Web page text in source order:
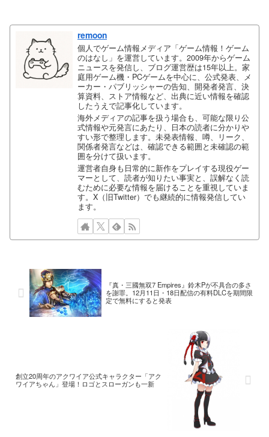
remoon
個人でゲーム情報メディア「ゲーム情報！ゲーム
のはなし」を運営しています。2009年からゲーム
ニュースを発信し、ブログ運営歴は15年以上。家
庭用ゲーム機・PCゲームを中心に、公式発表、メ
ーカー・パブリッシャーの告知、開発者発言、決
算資料、ストア情報など、出典に近い情報を確認
したうえで記事化しています。
海外メディアの記事を扱う場合も、可能な限り公
式情報や元発言にあたり、日本の読者に分かりや
すい形で整理します。未発表情報、噂、リーク、
関係者発言などは、確認できる範囲と未確認の範
囲を分けて扱います。
運営者自身も日常的に新作をプレイする現役ゲー
マーとして、読者が知りたい事実と、誤解なく読
むために必要な情報を届けることを重視していま
す。X（旧Twitter）でも継続的に情報発信してい
ます。
『真・三國無双7 Empires』鈴木Pが不具合の多さ
を謝罪。12月11日・18日配信の有料DLCを期間限
定で無料にすると発表
創立20周年のアクワイア公式キャラクター「アク
ワイアちゃん」登場！ロゴとスローガンも一新